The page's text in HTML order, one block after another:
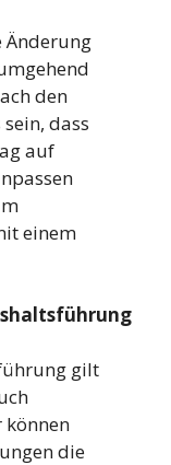
Änderung
den
dass
auf
einem
gilt
die